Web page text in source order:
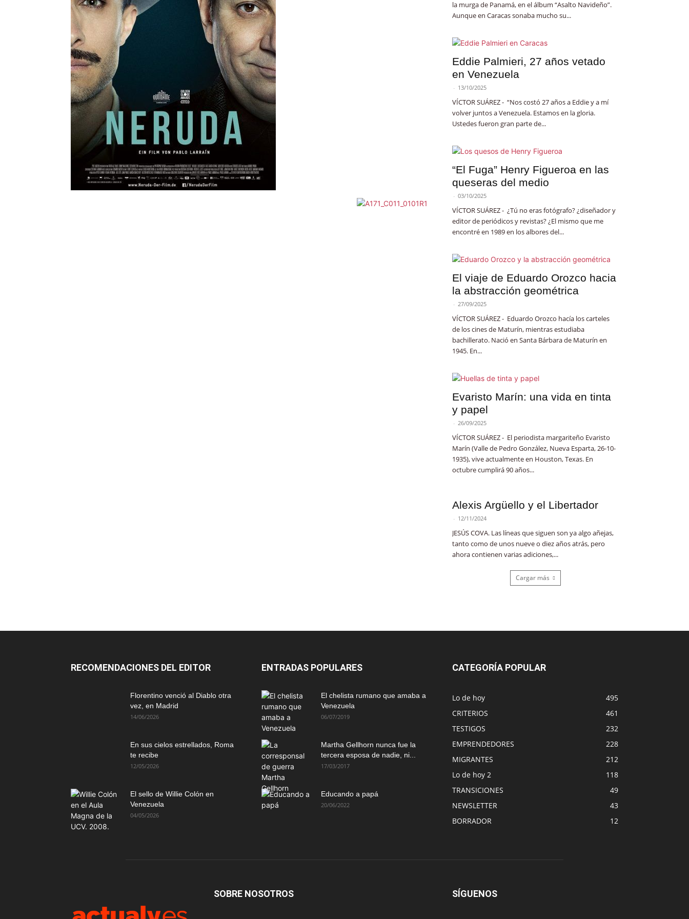
la murga de Panamá, en el álbum “Asalto Navideño”.
Aunque en Caracas sonaba mucho su...
Eddie Palmieri, 27 años vetado
en Venezuela
- 13/10/2025
VÍCTOR SUÁREZ - “Nos costó 27 años a Eddie y a mí
volver juntos a Venezuela. Estamos en la gloria.
Ustedes fueron gran parte de...
“El Fuga” Henry Figueroa en las
queseras del medio
- 03/10/2025
VÍCTOR SUÁREZ - ¿Tú no eras fotógrafo? ¿diseñador y
editor de periódicos y revistas? ¿El mismo que me
encontré en 1989 en los albores del...
El viaje de Eduardo Orozco hacia
la abstracción geométrica
- 27/09/2025
VÍCTOR SUÁREZ - Eduardo Orozco hacía los carteles
de los cines de Maturín, mientras estudiaba
bachillerato. Nació en Santa Bárbara de Maturín en
1945. En...
Evaristo Marín: una vida en tinta
y papel
- 26/09/2025
VÍCTOR SUÁREZ - El periodista margariteño Evaristo
Marín (Valle de Pedro González, Nueva Esparta, 26-10-
1935), vive actualmente en Houston, Texas. En
octubre cumplirá 90 años...
Alexis Argüello y el Libertador
- 12/11/2024
JESÚS COVA. Las líneas que siguen son ya algo añejas,
tanto como de unos nueve o diez años atrás, pero
ahora contienen varias adiciones,...
Cargar más
RECOMENDACIONES DEL EDITOR
Florentino venció al Diablo otra
vez, en Madrid
14/06/2026
En sus cielos estrellados, Roma
te recibe
12/05/2026
El sello de Willie Colón en
Venezuela
04/05/2026
ENTRADAS POPULARES
El chelista rumano que amaba a
Venezuela
06/07/2019
Martha Gellhorn nunca fue la
tercera esposa de nadie, ni...
17/03/2017
Educando a papá
20/06/2022
CATEGORÍA POPULAR
Lo de hoy
495
CRITERIOS
461
TESTIGOS
232
EMPRENDEDORES
228
MIGRANTES
212
Lo de hoy 2
118
TRANSICIONES
49
NEWSLETTER
43
BORRADOR
12
SOBRE NOSOTROS SÍGUENOS